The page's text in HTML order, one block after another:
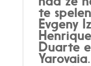
te
Evgeny
Duarte